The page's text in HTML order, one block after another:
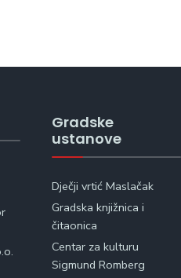
Gradske
ustanove
Dječji vrtić Maslačak
Gradska knjižnica i
čitaonica
Centar za kulturu
Sigmund Romberg